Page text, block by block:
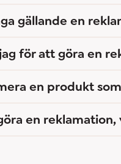
gällande en
för att göra en
en produkt
en reklamation,